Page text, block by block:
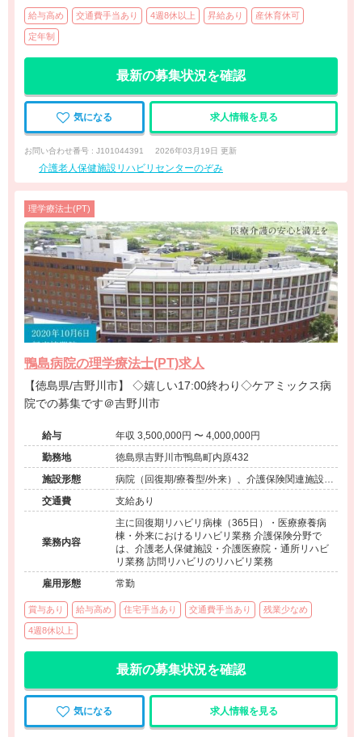
給与高め 交通費手当あり 4週8休以上 昇給あり 産休育休可
定年制
最新の募集状況を確認
気になる 求人情報を見る
お問い合わせ番号 : J101044391 2026年03月19日 更新
介護老人保健施設リハビリセンターのぞみ
理学療法士(PT)
鴨島病院の理学療法士(PT)求人
【徳島県/吉野川市】 ◇嬉しい17:00終わり◇ケアミックス病
院での募集です＠吉野川市
給与
年収 3,500,000円 〜 4,000,000円
勤務地
徳島県吉野川市鴨島町内原432
施設形態
病院（回復期/療養型/外来）、介護保険関連施設
（デイケア/介護老人保健施設/ショートステイ/訪
問看護・リハ）、その他（介護医療院）
交通費 支給あり
業務内容
主に回復期リハビリ病棟（365日）・医療療養病
棟・外来におけるリハビリ業務 介護保険分野で
は、介護老人保健施設・介護医療院・通所リハビ
リ業務 訪問リハビリのリハビリ業務
雇用形態
常勤
賞与あり 給与高め 住宅手当あり 交通費手当あり 残業少なめ
4週8休以上
最新の募集状況を確認
気になる 求人情報を見る